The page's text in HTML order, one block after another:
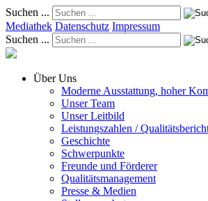
Suchen ...
Mediathek Datenschutz Impressum
Suchen ...
Über Uns
Moderne Ausstattung, hoher
Unser Team
Unser Leitbild
Leistungszahlen /
Geschichte
Schwerpunkte
Freunde und Förderer
Qualitätsmanagement
Presse & Medien